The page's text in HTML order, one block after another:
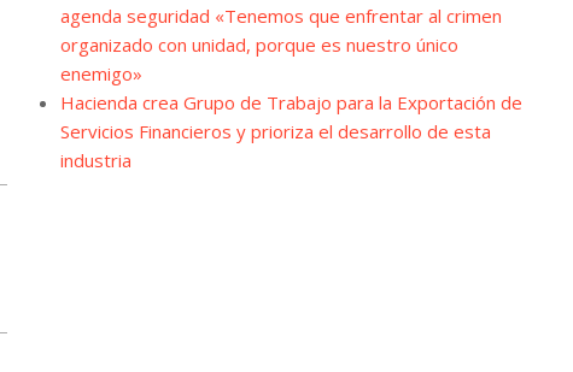
agenda seguridad «Tenemos que enfrentar al crimen
organizado con unidad, porque es nuestro único
enemigo»
Hacienda crea Grupo de Trabajo para la Exportación de
Servicios Financieros y prioriza el desarrollo de esta
industria